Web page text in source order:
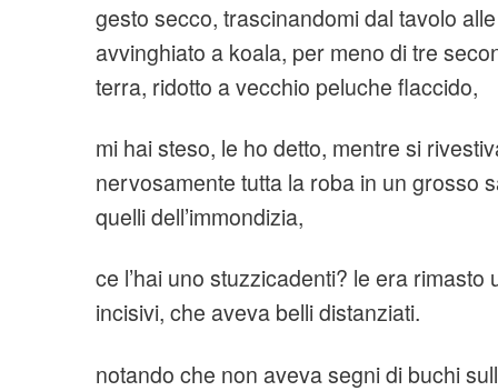
gesto secco, trascinandomi dal tavolo
avvinghiato a koala, per meno di tre
terra, ridotto a vecchio peluche flaccido,
mi hai steso, le ho detto, mentre si
nervosamente tutta la roba in un grosso
quelli dell’immondizia,
ce l’hai uno stuzzicadenti? le era
incisivi, che aveva belli distanziati.
notando che non aveva segni di buchi